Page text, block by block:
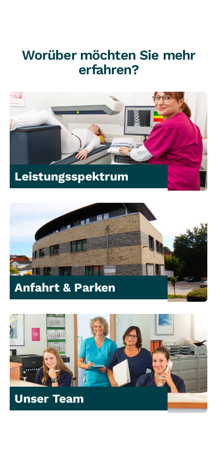
Worüber möchten Sie mehr
erfahren?
Leistungsspektrum
Anfahrt & Parken
Unser Team